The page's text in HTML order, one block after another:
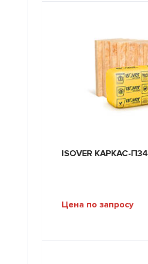
ISOVER КАРКАС-П34
Цена по запросу